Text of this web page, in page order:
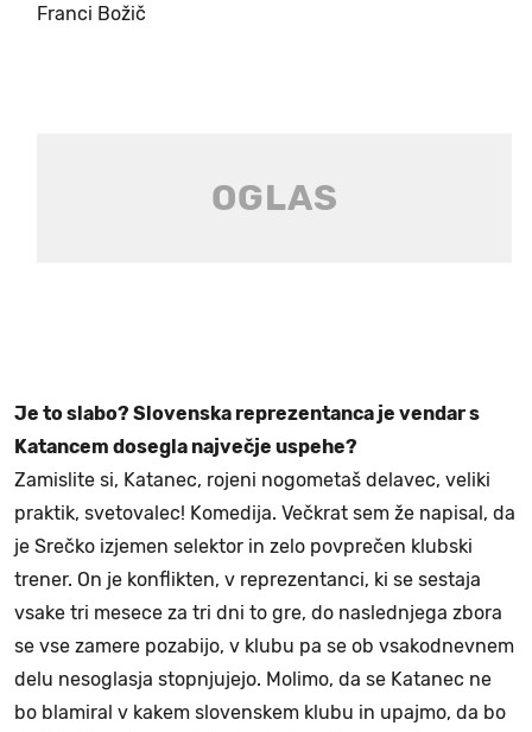
Franci Božič
Je to slabo? Slovenska reprezentanca je vendar s
Katancem dosegla največje uspehe?
Zamislite si, Katanec, rojeni nogometaš delavec, veliki
praktik, svetovalec! Komedija. Večkrat sem že napisal, da
je Srečko izjemen selektor in zelo povprečen klubski
trener. On je konflikten, v reprezentanci, ki se sestaja
vsake tri mesece za tri dni to gre, do naslednjega zbora
se vse zamere pozabijo, v klubu pa se ob vsakodnevnem
delu nesoglasja stopnjujejo. Molimo, da se Katanec ne
bo blamiral v kakem slovenskem klubu in upajmo, da bo